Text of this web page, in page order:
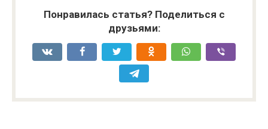
Понравилась статья? Поделиться с
друзьями: